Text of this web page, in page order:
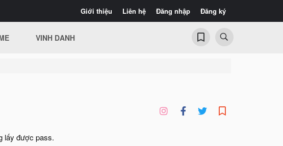
Giới thiệu Liên hệ Đăng nhập Đăng ký
VINH DANH
lấy được pass.